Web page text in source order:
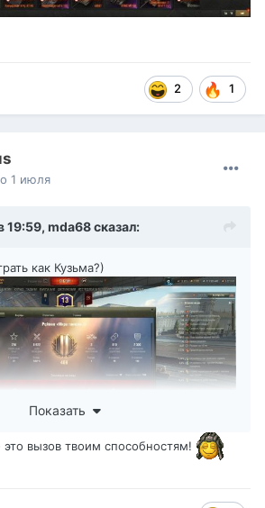
2 1
1 июля
19:59, mda68сказал:
как Кузьма?)
Показать
вызов твоим способностям!